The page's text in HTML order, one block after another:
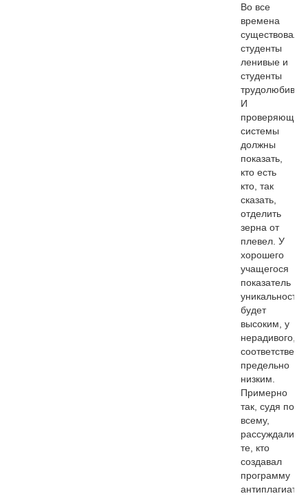
Во все
времена
существовали
студенты
ленивые и
студенты
И
проверяющие
системы
должны
показать,
кто есть
кто, так
сказать,
отделить
зерна от
плевел. У
хорошего
учащегося
показатель
уникальности
будет
высоким, у
нерадивого,
предельно
низким.
Примерно
так, судя по
всему,
рассуждали
те, кто
создавал
программу
антиплагиат